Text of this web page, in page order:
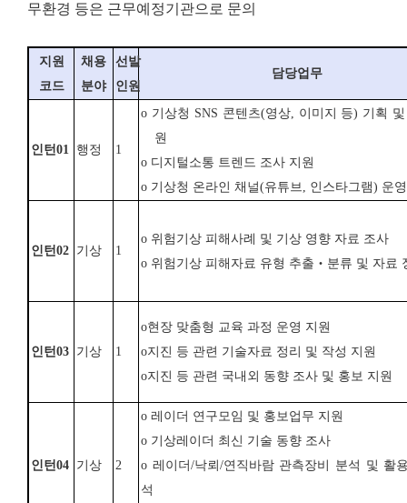
무환경 등은 근무예정기관으로 문의
지원
코드
채용
분야
선발
인원
담당업무
인턴01 행정 1
o 기상청 SNS 콘텐츠(영상, 이미지 등) 기획
원
o 디지털소통 트렌드 조사 지원
o 기상청 온라인 채널(유튜브, 인스타그램) 운
인턴02 기상 1
o 위험기상 피해사례 및 기상 영향 자료 조사
o 위험기상 피해자료 유형 추출 ‧ 분류 및 자료
인턴03 기상 1
o현장 맞춤형 교육 과정 운영 지원
o지진 등 관련 기술자료 정리 및 작성 지원
o지진 등 관련 국내외 동향 조사 및 홍보 지원
인턴04 기상 2
o 레이더 연구모임 및 홍보업무 지원
o 기상레이더 최신 기술 동향 조사
o 레이더 /낙뢰 /연직바람 관측장비 분석 및 활
석